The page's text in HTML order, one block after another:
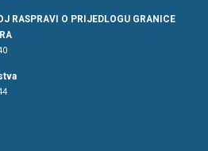
RASPRAVI O PRIJEDLOGU GRANICE